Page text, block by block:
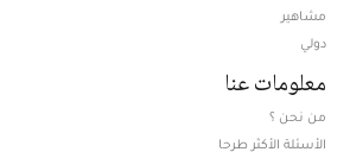
مشاهير
دولي
معلومات عنا
من نحن ؟
الأسئلة الأكثر طرحا